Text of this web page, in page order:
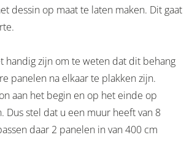
dessin op maat te laten maken. Dit gaat
handig zijn om te weten dat dit behang
panelen na elkaar te plakken zijn.
aan het begin en op het einde op
Dus stel dat u een muur heeft van 8
daar 2 panelen in van 400 cm